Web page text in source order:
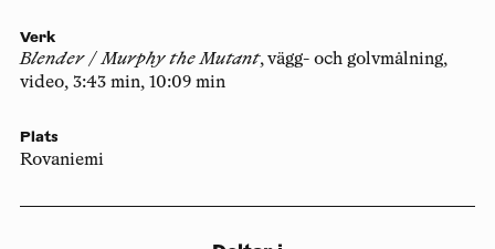
Verk
Blender / Murphy the Mutant, vägg- och golvmålning,
video, 3:43 min, 10:09 min
Plats
Rovaniemi